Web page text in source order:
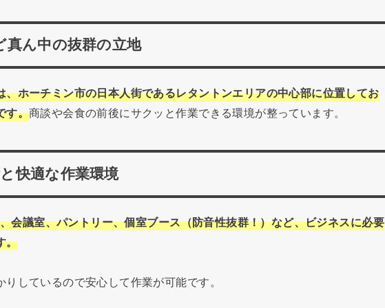
ん中の抜群の立地
、ホーチミン市の日本人街であるレタントンエリアの中心部に位置してお
す。商談や会食の前後にサクッと作業できる環境が整っています。
快適な作業環境
会議室、パントリー、個室ブース（防音性抜群！）など、ビジネスに必要
。
りしているので安心して作業が可能です。